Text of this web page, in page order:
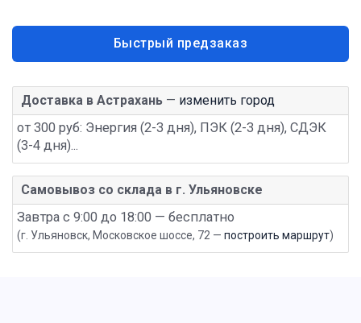
Быстрый предзаказ
Доставка в Астрахань — изменить город
от 300 руб: Энергия (2-3 дня), ПЭК (2-3 дня), СДЭК
(3-4 дня)...
Самовывоз со склада в г. Ульяновске
Завтра с 9:00 до 18:00 — бесплатно
(г. Ульяновск, Московское шоссе, 72 — построить маршрут)